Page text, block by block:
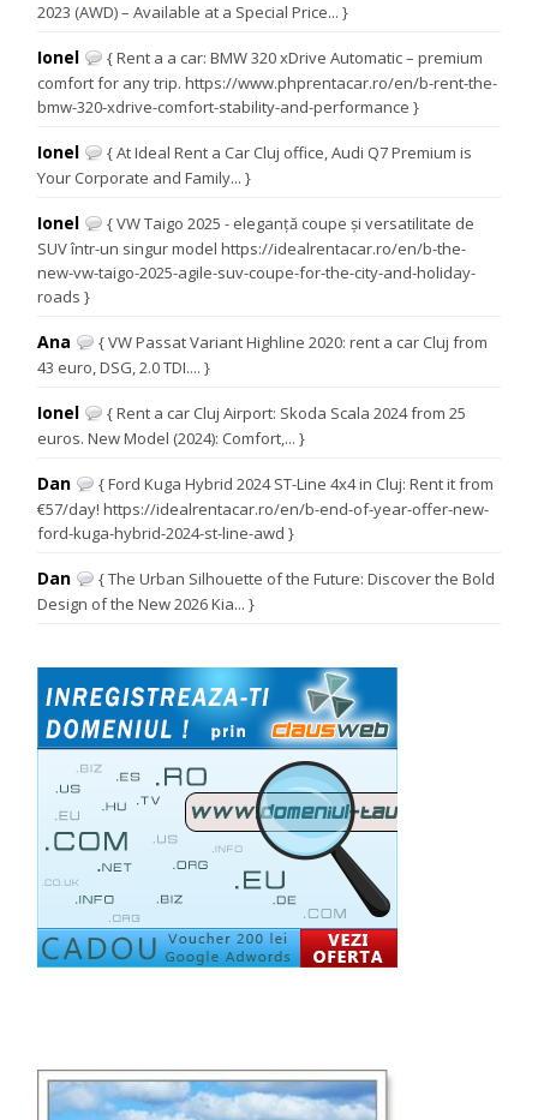
2023 (AWD) – Available at a Special Price... }
Ionel
{ Rent a a car: BMW 320 xDrive Automatic – premium
comfort for any trip. https://www.phprentacar.ro/en/b-rent-the-
bmw-320-xdrive-comfort-stability-and-performance }
Ionel
{ At Ideal Rent a Car Cluj office, Audi Q7 Premium is
Your Corporate and Family... }
Ionel
{ VW Taigo 2025 - eleganță coupe și versatilitate de
SUV într-un singur model https://idealrentacar.ro/en/b-the-
new-vw-taigo-2025-agile-suv-coupe-for-the-city-and-holiday-
roads }
Ana
{ VW Passat Variant Highline 2020: rent a car Cluj from
43 euro, DSG, 2.0 TDI.... }
Ionel
{ Rent a car Cluj Airport: Skoda Scala 2024 from 25
euros. New Model (2024): Comfort,... }
Dan
{ Ford Kuga Hybrid 2024 ST-Line 4x4 in Cluj: Rent it from
€57/day! https://idealrentacar.ro/en/b-end-of-year-offer-new-
ford-kuga-hybrid-2024-st-line-awd }
Dan
{ The Urban Silhouette of the Future: Discover the Bold
Design of the New 2026 Kia... }